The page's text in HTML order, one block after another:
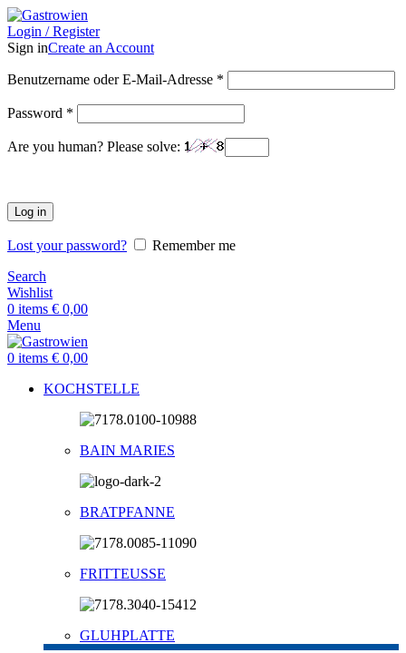
Login / Register
Sign inCreate an Account
Benutzername oder E-Mail-Adresse *
Password *
Are you human? Please solve:
Log in
Lost your password?
Remember me
Search
Wishlist
0 items € 0,00
Menu
0 items € 0,00
KOCHSTELLE
BAIN MARIES
BRATPFANNE
FRITTEUSSE
GLUHPLATTE